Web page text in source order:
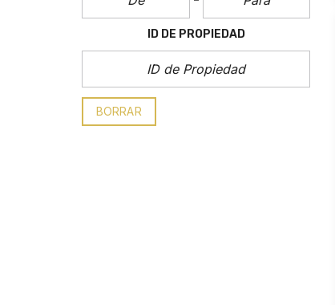
ID DE PROPIEDAD
BORRAR